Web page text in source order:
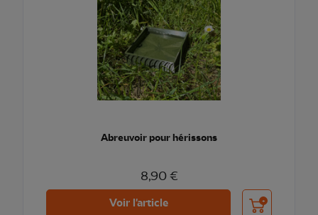
Abreuvoir pour hérissons
8,90 €
Voir l'article Ajouter au